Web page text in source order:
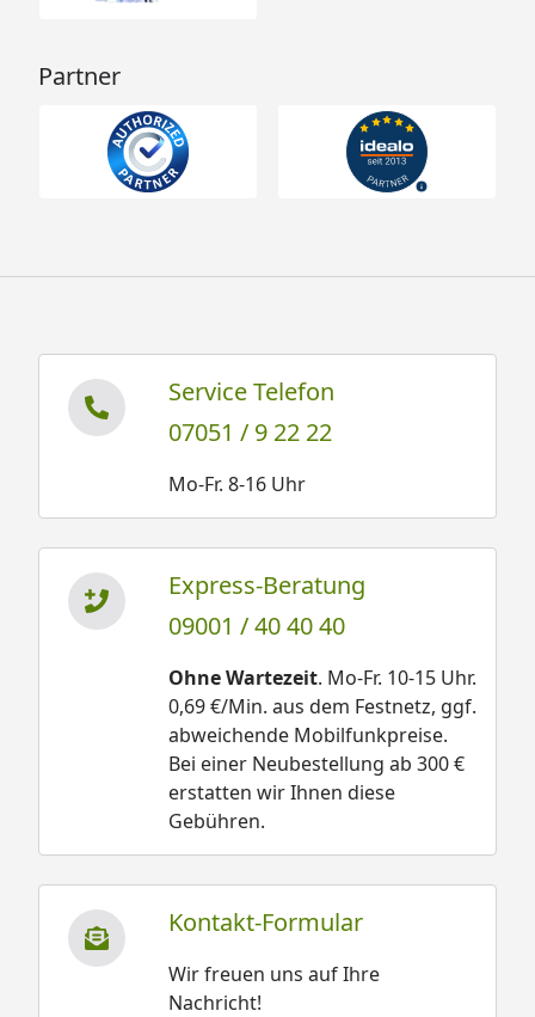
Partner
Service Telefon
07051 / 9 22 22
Mo-Fr. 8-16 Uhr
Express-Beratung
09001 / 40 40 40
Ohne Wartezeit. Mo-Fr. 10-15 Uhr.
0,69 €/Min. aus dem Festnetz, ggf.
abweichende Mobilfunkpreise.
Bei einer Neubestellung ab 300 €
erstatten wir Ihnen diese
Gebühren.
Kontakt-Formular
Wir freuen uns auf Ihre
Nachricht!